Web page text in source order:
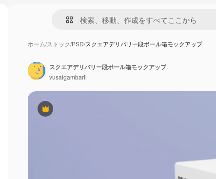
ホーム/ストック/PSD/スクエアデリバリー段ボール箱モックアップ
Premium
スクエアデリバリー段ボール箱モックアップ
vusalgambarli